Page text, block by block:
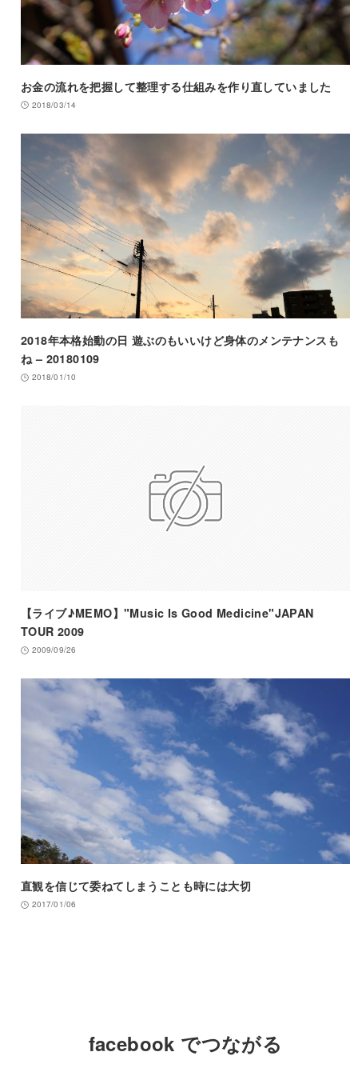
お金の流れを把握して整理する仕組みを作り直していました
2018/03/14
2018年本格始動の日 遊ぶのもいいけど身体のメンテナンスも
ね – 20180109
2018/01/10
【ライブ♪MEMO】"Music Is Good Medicine"JAPAN
TOUR 2009
2009/09/26
直観を信じて委ねてしまうことも時には大切
2017/01/06
facebook でつながる